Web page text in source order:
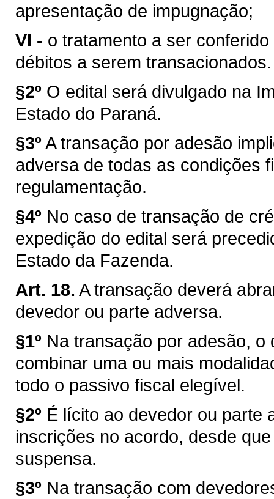
apresentação de impugnação;
VI - o tratamento a ser
débitos a serem transacionados.
§2º O edital será divulgado na
Estado do Paraná.
§3º A transação por adesão
adversa de todas as condições
regulamentação.
§4º No caso de transação de
expedição do edital será
Estado da Fazenda.
Art. 18. A transação deverá
devedor ou parte adversa.
§1º Na transação por adesão,
combinar uma ou mais
todo o passivo fiscal elegível.
§2º É lícito ao devedor ou parte
inscrições no acordo, desde
suspensa.
§3º Na transação com